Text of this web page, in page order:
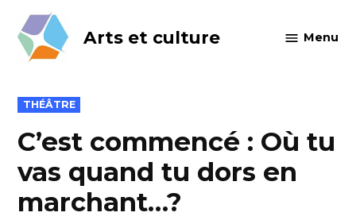
content
Arts et culture Menu
POSTED
IN
THÉÂTRE
C’est commencé : Où tu
vas quand tu dors en
marchant…?